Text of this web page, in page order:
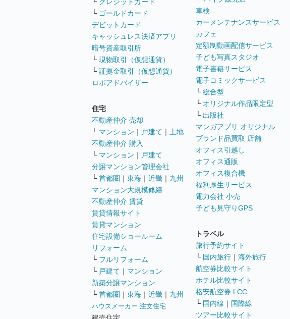
└ ゴールドカード
デビットカード
キャッシュレス決済アプリ
暗号資産取引所
└ 現物取引（仮想通貨）
└ 証拠金取引（仮想通貨）
ロボアドバイザー
住宅
不動産仲介 売却
└ マンション ｜ 戸建て ｜ 土地
不動産仲介 購入
└ マンション ｜ 戸建て
分譲マンション管理会社
└ 首都圏 ｜ 東海 ｜ 近畿 ｜ 九州
マンション大規模修繕
不動産仲介 賃貸
賃貸情報サイト
賃貸マンション
住宅設備ショールーム
リフォーム
└ フルリフォーム
└ 戸建て ｜ マンション
新築分譲マンション
└ 首都圏 ｜ 東海 ｜ 近畿 ｜ 九州
ハウスメーカー 注文住宅
車検
カーメンテナンスサービス
カフェ
定額制動画配信サービス
子ども写真スタジオ
電子書籍サービス
電子コミックサービス
└ 総合型
└ オリジナル作品限定型
└ 出版社
マンガアプリ オリジナル
ブランド品買取 店舗
オフィス引越し
オフィス通販
オフィス複合機
福利厚生サービス
電力会社 小売
子ども見守りGPS
トラベル
旅行予約サイト
└ 国内旅行 ｜ 海外旅行
航空券比較サイト
ホテル比較サイト
格安航空券 LCC
└ 国内線 ｜ 国際線
ツアー比較サイト